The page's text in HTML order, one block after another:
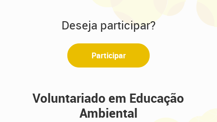
Deseja participar?
Participar
Voluntariado em Educação
Ambiental